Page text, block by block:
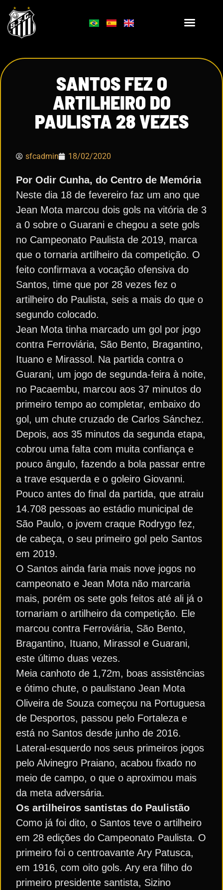
SANTOS FEZ O
ARTILHEIRO DO
PAULISTA 28 VEZES
sfcadmin 18/02/2020
Por Odir Cunha, do Centro de Memória
Neste dia 18 de fevereiro faz um ano que
Jean Mota marcou dois gols na vitória de 3
a 0 sobre o Guarani e chegou a sete gols
no Campeonato Paulista de 2019, marca
que o tornaria artilheiro da competição. O
feito confirmava a vocação ofensiva do
Santos, time que por 28 vezes fez o
artilheiro do Paulista, seis a mais do que o
segundo colocado.
Jean Mota tinha marcado um gol por jogo
contra Ferroviária, São Bento, Bragantino,
Ituano e Mirassol. Na partida contra o
Guarani, um jogo de segunda-feira à noite,
no Pacaembu, marcou aos 37 minutos do
primeiro tempo ao completar, embaixo do
gol, um chute cruzado de Carlos Sánchez.
Depois, aos 35 minutos da segunda etapa,
cobrou uma falta com muita confiança e
pouco ângulo, fazendo a bola passar entre
a trave esquerda e o goleiro Giovanni.
Pouco antes do final da partida, que atraiu
14.708 pessoas ao estádio municipal de
São Paulo, o jovem craque Rodrygo fez,
de cabeça, o seu primeiro gol pelo Santos
em 2019.
O Santos ainda faria mais nove jogos no
campeonato e Jean Mota não marcaria
mais, porém os sete gols feitos até ali já o
tornariam o artilheiro da competição. Ele
marcou contra Ferroviária, São Bento,
Bragantino, Ituano, Mirassol e Guarani,
este último duas vezes.
Meia canhoto de 1,72m, boas assistências
e ótimo chute, o paulistano Jean Mota
Oliveira de Souza começou na Portuguesa
de Desportos, passou pelo Fortaleza e
está no Santos desde junho de 2016.
Lateral-esquerdo nos seus primeiros jogos
pelo Alvinegro Praiano, acabou fixado no
meio de campo, o que o aproximou mais
da meta adversária.
Os artilheiros santistas do Paulistão
Como já foi dito, o Santos teve o artilheiro
em 28 edições do Campeonato Paulista. O
primeiro foi o centroavante Ary Patusca,
em 1916, com oito gols. Ary era filho do
primeiro presidente santista, Sizino